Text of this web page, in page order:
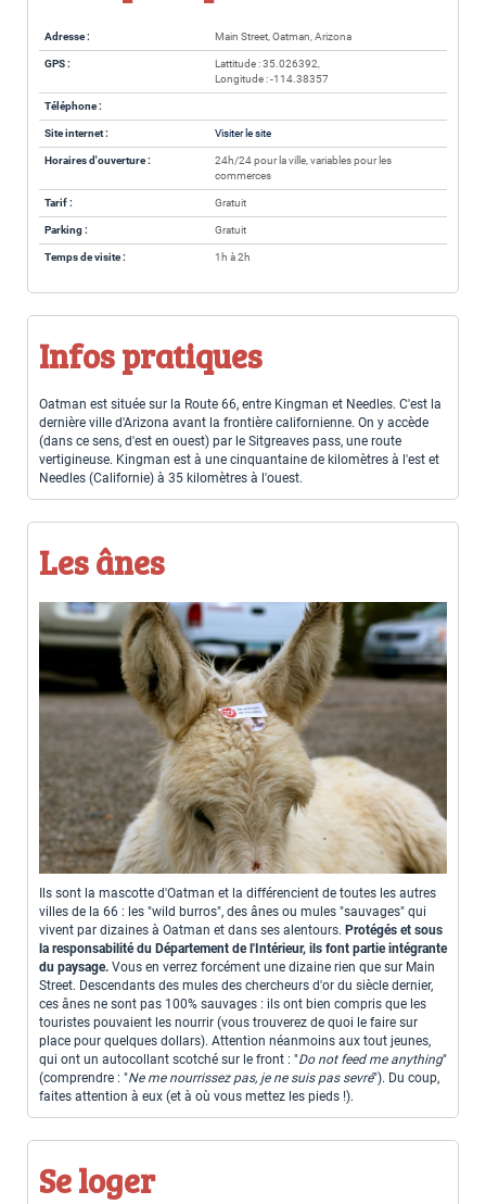
Adresse : Main Street, Oatman, Arizona
GPS :
Lattitude : 35.026392,
Longitude : -114.38357
Téléphone :
Site internet : Visiter le site
Horaires d'ouverture :
24h/24 pour la ville, variables pour les
commerces
Tarif : Gratuit
Parking : Gratuit
Temps de visite : 1h à 2h
Infos pratiques
Oatman est située sur la Route 66, entre Kingman et Needles. C'est la
dernière ville d'Arizona avant la frontière californienne. On y accède
(dans ce sens, d'est en ouest) par le Sitgreaves pass, une route
vertigineuse. Kingman est à une cinquantaine de kilomètres à l'est et
Needles (Californie) à 35 kilomètres à l'ouest.
Les ânes
Ils sont la mascotte d'Oatman et la différencient de toutes les autres
villes de la 66 : les "wild burros", des ânes ou mules "sauvages" qui
vivent par dizaines à Oatman et dans ses alentours. Protégés et sous
la responsabilité du Département de l'Intérieur, ils font partie intégrante
du paysage. Vous en verrez forcément une dizaine rien que sur Main
Street. Descendants des mules des chercheurs d'or du siècle dernier,
ces ânes ne sont pas 100% sauvages : ils ont bien compris que les
touristes pouvaient les nourrir (vous trouverez de quoi le faire sur
place pour quelques dollars). Attention néanmoins aux tout jeunes,
qui ont un autocollant scotché sur le front : "Do not feed me anything"
(comprendre : "Ne me nourrissez pas, je ne suis pas sevré"). Du coup,
faites attention à eux (et à où vous mettez les pieds !).
Se loger